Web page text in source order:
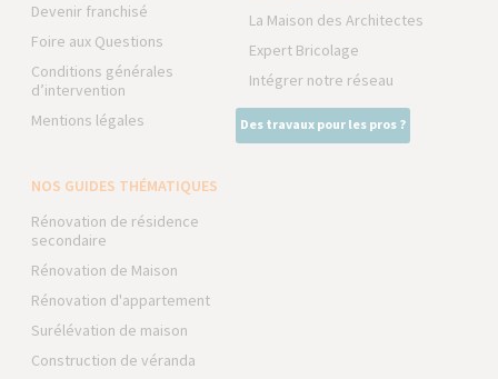
Devenir franchisé
Foire aux Questions
Conditions générales
d’intervention
Mentions légales
La Maison des Architectes
Expert Bricolage
Intégrer notre réseau
Des travaux pour les pros ?
NOS GUIDES THÉMATIQUES
Rénovation de résidence
secondaire
Rénovation de Maison
Rénovation d'appartement
Surélévation de maison
Construction de véranda